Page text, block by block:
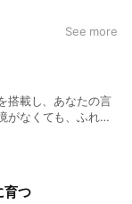
す。
See more
搭載し、あなたの言
がなくても、ふれあ
育つ